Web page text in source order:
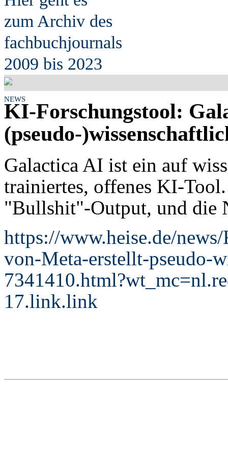
zum Archiv des
fachbuchjournals
2009 bis 2023
NEWS
KI-Forschungstool:
(pseudo-
Galactica AI ist ein auf
trainiertes, offenes KI-
"Bullshit"-Output, und die
https://www.heise.de/
von-Meta-erstellt-pseudo-
17.link.link